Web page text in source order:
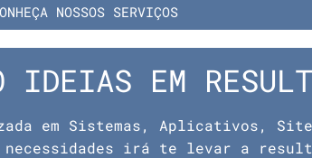
NOSSOS SERVIÇOS
IDEIAS EM
em Sistemas, Aplicativos,
necessidades irá te levar a